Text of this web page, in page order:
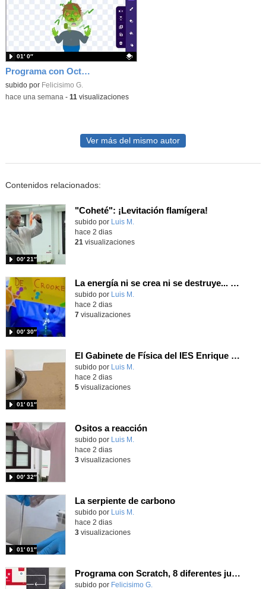
Programa con OctoStudio, un juego homenajeando al House of the dead con Zombies
Contenido educativo.
subido por Felicisimo G.
01′ 0″
-hace una semana - 11 visualizaciones
Ver más del mismo autor
Contenidos relacionados:
"Coheté": ¡Levitación flamígera!
Contenido educativo.
subido por Luis M.
00′ 21″
hace 2 dias
21 visualizaciones
La energía ni se crea ni se destruye... ¡se experimenta! El Tierno en la Feria Madrid es Ciencia 2026
Contenido educativo.
subido por Luis M.
00′ 30″
hace 2 dias
7visualizaciones
El Gabinete de Física del IES Enrique Tierno Galván de Parla (Curso 25-26)
Contenido educativo.
subido por Luis M.
01′ 01″
hace 2 dias
5visualizaciones
Ositos a reacción
Contenido educativo.
subido por Luis M.
00′ 32″
hace 2 dias
3visualizaciones
La serpiente de carbono
Contenido educativo.
subido por Luis M.
01′ 01″
hace 2 dias
3visualizaciones
Programa con Scratch, 8 diferentes juegos para vivir la emoción de los partidos de España en el mundial 2026
Contenido educativo.
subido por Felicisimo G.